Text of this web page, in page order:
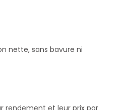
nette, sans bavure ni
rendement et leur prix par